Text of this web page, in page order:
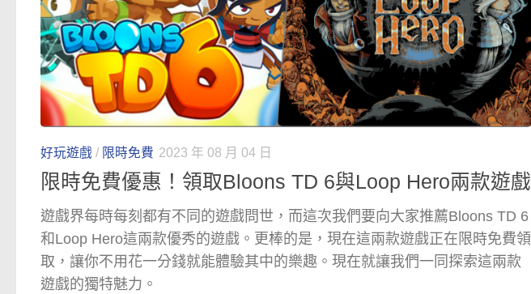
好玩遊戲 / 限時免費 2023 年 08 月 04 日
限時免費優惠！領取Bloons TD 6與Loop Hero兩款遊戲
遊戲界每時每刻都有不同的遊戲問世，而這次我們要向大家推薦Bloons TD 6
和Loop Hero這兩款優秀的遊戲。更棒的是，現在這兩款遊戲正在限時免費領
取，讓你不用花一分錢就能體驗其中的樂趣。現在就讓我們一同探索這兩款
遊戲的獨特魅力。